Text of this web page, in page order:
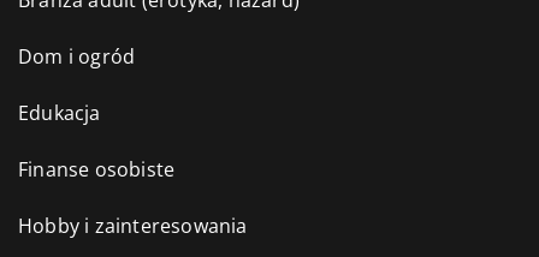
Dom i ogród
Edukacja
Finanse osobiste
Hobby i zainteresowania